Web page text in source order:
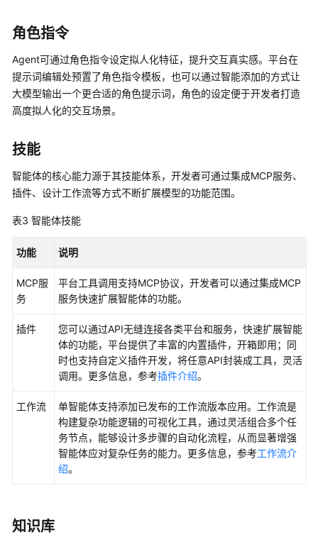
能
体
应
用
创
单
智
能
应
用
为
用
添
加
技
为
应
用
添
库
角色指令
Agent可通过角色指令设定拟人化特征，提升交互真实感。平台在
提示词编辑处预置了角色指令模板，也可以通过智能添加的方式让
大模型输出一个更合适的角色提示词，角色的设定便于开发者打造
高度拟人化的交互场景。
技能
智能体的核心能力源于其技能体系，开发者可通过集成MCP服务、
插件、设计工作流等方式不断扩展模型的功能范围。
表3 智能体技能
功能 说明
MCP服
务
平台工具调用支持MCP协议，开发者可以通过集成MCP
服务快速扩展智能体的功能。
插件
您可以通过API无缝连接各类平台和服务，快速扩展智能
体的功能，平台提供了丰富的内置插件，开箱即用；同
时也支持自定义插件开发，将任意API封装成工具，灵活
调用。更多信息，参考插件介绍。
工作流
单智能体支持添加已发布的工作流版本应用。工作流是
构建复杂功能逻辑的可视化工具，通过灵活组合多个任
务节点，能够设计多步骤的自动化流程，从而显著增强
智能体应对复杂任务的能力。更多信息，参考工作流介
绍。
知识库